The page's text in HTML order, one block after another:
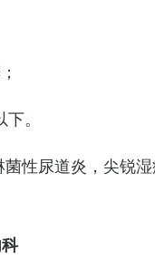
。
性尿道炎，尖锐